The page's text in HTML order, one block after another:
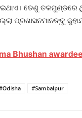
ତେଣୁ
ପ୍ରଶାସନମାନଙ୍କୁ
Bhushan
#Sambalpur